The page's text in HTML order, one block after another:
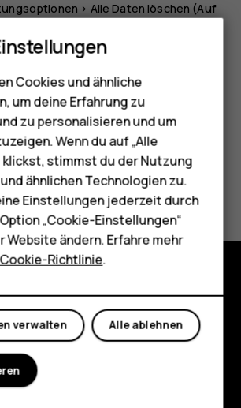
Phones
für Senioren
M
> Alle Daten löschen (Auf
die auf Ihrem Telefon angezeigten
helpful?
Cookies und ähnliche
um deine Erfahrung zu
zu personalisieren und um
Wenn du auf „Alle
klickst, stimmst du der Nutzung
ähnlichen Technologien zu.
Einstellungen jederzeit durch
„Cookie-Einstellungen“
Website ändern. Erfahre mehr
Cookie-Richtlinie.
Alle ablehnen
verwalten